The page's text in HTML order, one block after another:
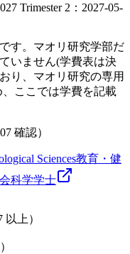
Trimester 2：2027-05-
す。マオリ研究学部だ
いません(学費表は決
り、マオリ研究の専用
ここでは学費を記載
確認）
Sciences教育・健
科学学士
上）